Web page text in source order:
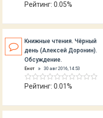
Рейтинг: 0.05%
Книжные чтения. Чёрный
день (Алексей Доронин).
Обсуждение.
Енот 30 авг 2016, 14:53
Рейтинг: 0.01%